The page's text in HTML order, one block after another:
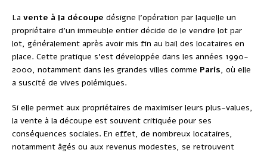
La vente à la découpe désigne l’opération par laquelle un
propriétaire d’un immeuble entier décide de le vendre lot par
lot, généralement après avoir mis fin au bail des locataires en
place. Cette pratique s’est développée dans les années 1990-
2000, notamment dans les grandes villes comme Paris, où elle
a suscité de vives polémiques.
Si elle permet aux propriétaires de maximiser leurs plus-values,
la vente à la découpe est souvent critiquée pour ses
conséquences sociales. En effet, de nombreux locataires,
notamment âgés ou aux revenus modestes, se retrouvent